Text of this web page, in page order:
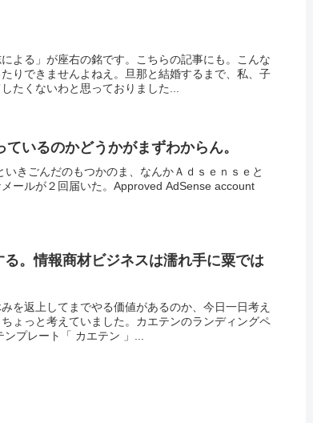
よる」が座右の銘です。こちらの記事にも。こんな
りできませんよねえ。旦那と結婚するまで、私、子
たくないわと思っておりました...
いるのかどうかがまずわからん。
きごんだのもつかのま、なんかＡｄｓｅｎｓｅと
ールが２回届いた。Approved AdSense account
。情報商材ビジネスは濡れ手に粟では
を返上してまでやる価値があるのか、今日一日考え
ょっと考えていました。カエテンのランディングペ
プレート「 カエテン 」...